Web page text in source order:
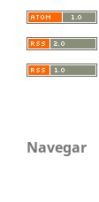
Navegar